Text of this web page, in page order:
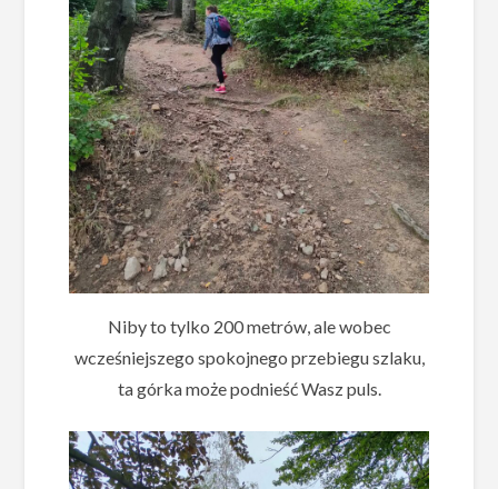
Niby to tylko 200 metrów, ale wobec
wcześniejszego spokojnego przebiegu szlaku,
ta górka może podnieść Wasz puls.